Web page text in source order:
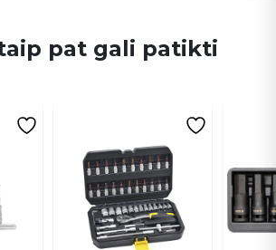
pat gali patikti